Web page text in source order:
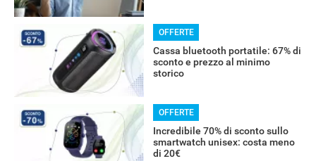
RECENSIONI
OFFERTE
Cassa bluetooth portatile: 67% di
sconto e prezzo al minimo
storico
OFFERTE
Incredibile 70% di sconto sullo
smartwatch unisex: costa meno
di 20€